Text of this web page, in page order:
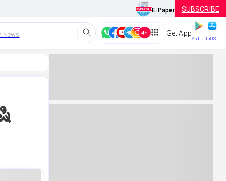
E-Paper SUBSCRIBE
News Get App
Android iOS